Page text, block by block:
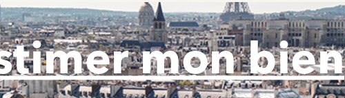
mon bien